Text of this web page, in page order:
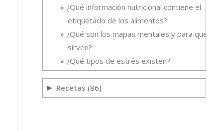
¿Qué información nutricional contiene el
etiquetado de los alimentos?
¿Qué son los mapas mentales y para qué
sirven?
¿Qué tipos de estrés existen?
► Recetas (86)